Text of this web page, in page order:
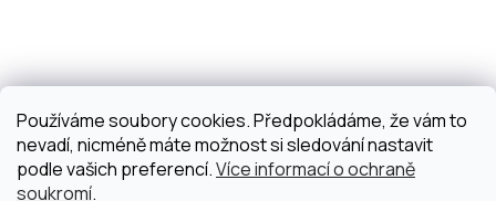
Používáme soubory cookies. Předpokládáme, že vám to
nevadí, nicméně máte možnost si sledování nastavit
podle vašich preferencí.Více informací o ochraně
soukromí.